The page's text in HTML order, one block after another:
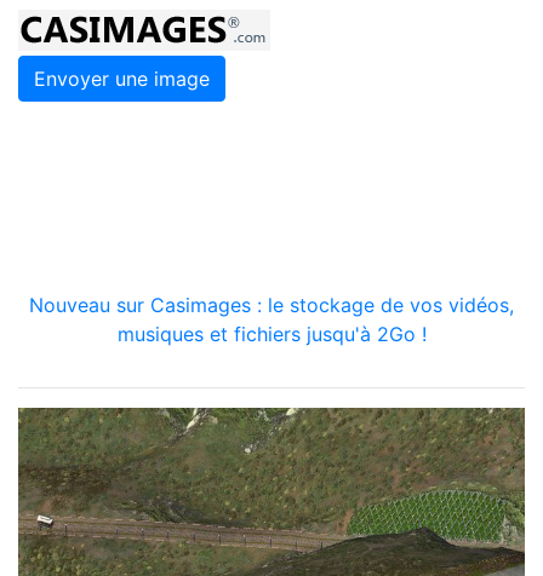
Envoyer une image
Nouveau sur Casimages : le stockage de vos vidéos,
musiques et fichiers jusqu'à 2Go !